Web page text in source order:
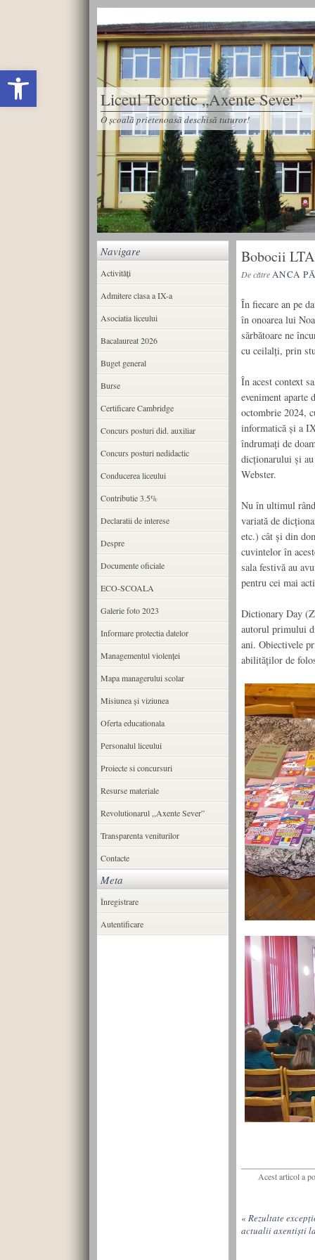
Deschide bara de unelte
Liceul Teoretic „Axente Sever”
O școală prietenoasă deschisă tuturor!
Bobocii
De cătreANCA
În fiecare an pe
în onoarea lui
sărbătoare ne
cu ceilalți, prin
În acest context
eveniment
octombrie 2024,
informatică și a
îndrumați de
dicționarului și au
Webster.
Nu în ultimul
variată de
etc.) cât și din
cuvintelor în
sala festivă au
pentru cei mai
Dictionary Day
autorul primului
ani. Obiectivele
abilităţilor de
Acest articol a
« Rezultate
actualii axentiști
Navigare
Activități
Admitere clasa a IX-a
Asociatia liceului
Bacalaureat 2026
Buget general
Burse
Certificare Cambridge
Concurs posturi did. auxiliar
Concurs posturi nedidactic
Conducerea liceului
Contributie 3.5%
Declaratii de interese
Despre
Documente oficiale
ECO-SCOALA
Galerie foto 2023
Informare protectia datelor
Managementul violenței
Mapa managerului scolar
Misiunea şi viziunea
Oferta educationala
Personalul liceului
Proiecte si concursuri
Resurse materiale
Revolutionarul ,,Axente Sever”
Transparenta veniturilor
Contacte
Meta
Înregistrare
Autentificare